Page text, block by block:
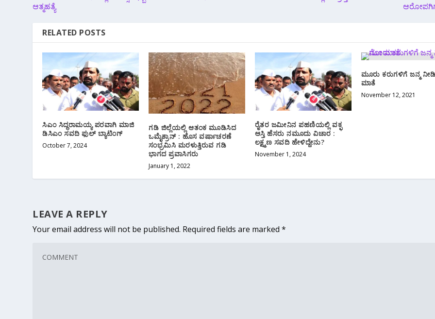
ಆತ್ಮಹತ್ಯೆ
RELATED POSTS
ಸಿಎಂ ಸಿದ್ದರಾಮಯ್ಯ ಪರವಾಗಿ ಮಾಜಿ
ಡಿಸಿಎಂ ಸವದಿ ಫುಲ್ ಬ್ಯಾಟಿಂಗ್
October 7, 2024
ಗಡಿ ಜಿಲ್ಲೆಯಲ್ಲಿ ಆತಂಕ ಮೂಡಿಸಿದ
ಒಮೈಕ್ರಾನ್ : ಹೊಸ ವರ್ಷಾಚರಣೆ
ಸಂಭ್ರಮಿಸಿ ಮರಳುತ್ತಿರುವ ಗಡಿ
ಭಾಗದ ಪ್ರವಾಸಿಗರು
January 1, 2022
ರೈತರ ಜಮೀನಿನ ಪಹಣಿಯಲ್ಲಿ ವಕ್ಫ
ಆಸ್ತಿ ಹೆಸರು ನಮೂದು ವಿಚಾರ :
ಲಕ್ಷ್ಮಣ ಸವದಿ ಹೇಳಿದ್ದೇನು?
November 1, 2024
ಮೂರು ಕರುಗಳಿಗೆ ಜನ್ಮ
ಮಾತೆ
November 12, 2021
LEAVE A REPLY
Your email address will not be published. Required fields are marked*